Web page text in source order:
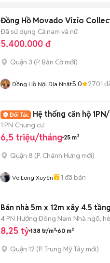
Đồng Hồ Movado Vizio
Đã sử dụng Cả nam và nữ
5.400.000 đ
Quận 3 (P. Bàn Cờmới)
Đồng Hồ Nội Địa Nhật5.0 2701
Hệ thống căn hộ
1 PN Chung cư
6,5 triệu/tháng 25 m²
Quận 8 (P. Chánh Hưng mới)
Võ Long Xuyên 1 đã bán
Bán nhà 5m x 12m xây 4.5
4 PN Hướng Đông Nam Nhà ngõ,
8,25 tỷ 138 tr/m² 60 m²
Quận 12 (P. Trung Mỹ Tây mới)